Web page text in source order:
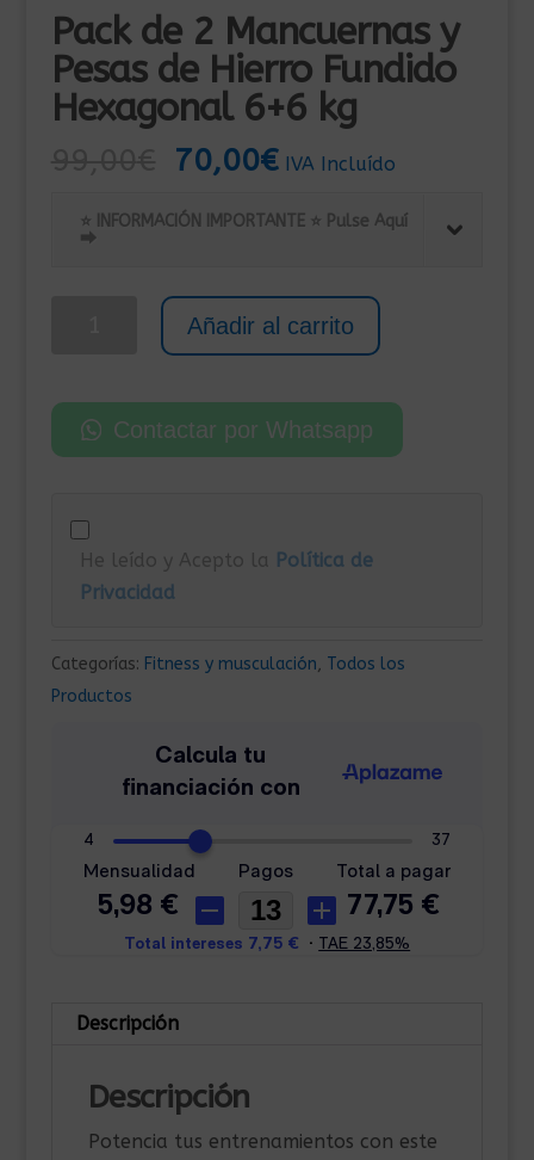
Pack de 2 Mancuernas y
Pesas de Hierro Fundido
Hexagonal 6+6 kg
El
original
99,00€.
70,00€El
actual
70,00€.
IVA Incluído
⭐ INFORMACIÓN IMPORTANTE ⭐ Pulse Aquí
⮕
Mancuernas
Hierro
Fundido
Hexagonal
kg
cantidad
Añadir al carrito
Contactar por Whatsapp
He leído y Acepto la Política de
Privacidad
Categorías: Fitness y musculación, Todos los
Productos
Descripción
Descripción
Potencia tus entrenamientos con este